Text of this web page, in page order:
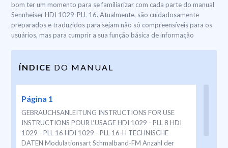
bom ter um momento para se familiarizar com cada parte do manual
Sennheiser HDI 1029-PLL 16. Atualmente, são cuidadosamente
preparados e traduzidos para sejam não só compreensíveis para os
usuários, mas para cumprir a sua função básica de informação
ÍNDICE DO MANUAL
Página 1
GEBRAUCHSANLEITUNG INSTRUCTIONS FOR USE
INSTRUCTIONS POUR L‘USAGE HDI 1029 - PLL 8 HDI
1029 - PLL 16 HDI 1029 - PLL 16-H TECHNISCHE
DATEN Modulationsart Schmalband-FM Anzahl der